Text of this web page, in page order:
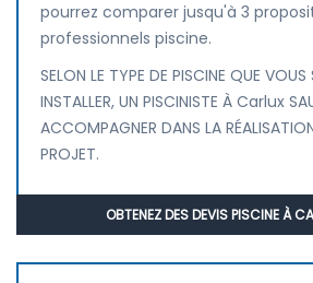
pourrez comparer jusqu'à 3
professionnels piscine.
SELON LE TYPE DE PISCINE QUE VOUS
INSTALLER, UN PISCINISTE À Carlux
ACCOMPAGNER DANS LA
PROJET.
OBTENEZ DES DEVIS PISCINE À